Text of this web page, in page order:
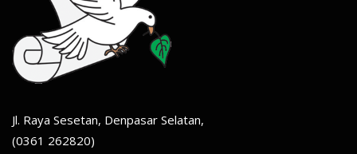
Jl. Raya Sesetan, Denpasar Selatan,
(0361 262820)